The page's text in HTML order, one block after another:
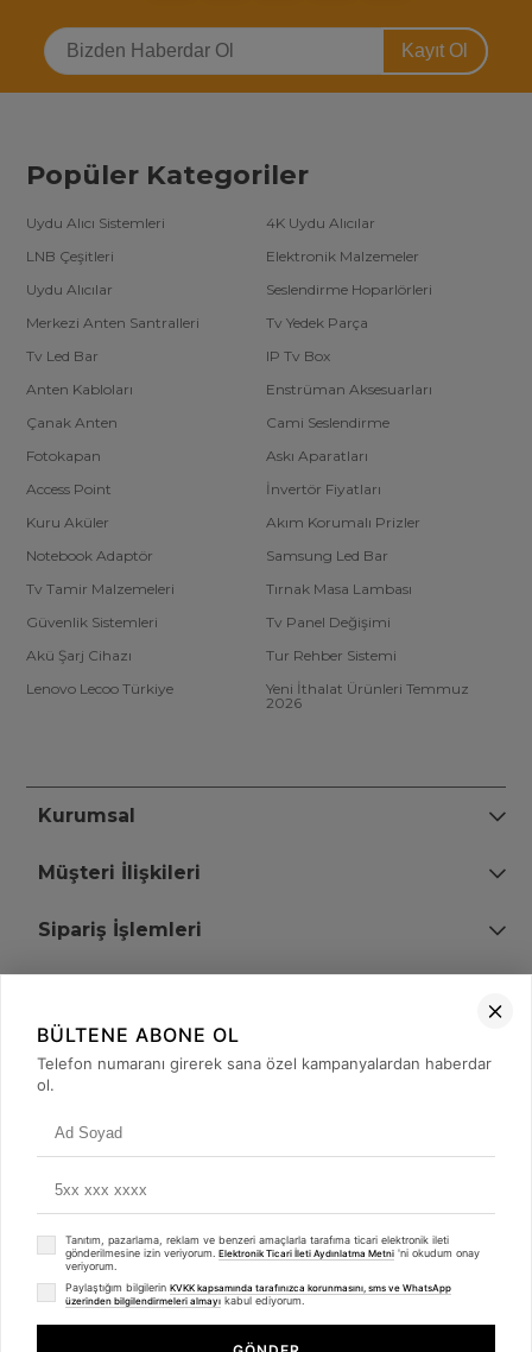
Kayıt Ol
Popüler Kategoriler
Uydu Alıcı Sistemleri
4K Uydu Alıcılar
LNB Çeşitleri
Elektronik Malzemeler
Uydu Alıcılar
Seslendirme Hoparlörleri
Merkezi Anten Santralleri
Tv Yedek Parça
Tv Led Bar
IP Tv Box
Anten Kabloları
Enstrüman Aksesuarları
Çanak Anten
Cami Seslendirme
Fotokapan
Askı Aparatları
Access Point
İnvertör Fiyatları
Kuru Aküler
Akım Korumalı Prizler
Notebook Adaptör
Samsung Led Bar
Tv Tamir Malzemeleri
Tırnak Masa Lambası
Güvenlik Sistemleri
Tv Panel Değişimi
Akü Şarj Cihazı
Tur Rehber Sistemi
Lenovo Lecoo Türkiye
Yeni İthalat Ürünleri Temmuz
2026
Kurumsal
Müşteri İlişkileri
Sipariş İşlemleri
+90 (850) 473 08 08
© 2008 - 2026merterelektronik.com
- Tüm Hakları Saklıdır. Kredi kartı bilgileriniz 256bit SSL sertifikası ile
Whatsapp
BÜLTENE ABONE OL
Telefon numaranı girerek sana özel kampanyalardan haberdar
ol.
Tanıtım, pazarlama, reklam ve benzeri amaçlarla tarafıma ticari elektronik ileti
gönderilmesine izin veriyorum. Elektronik Ticari İleti Aydınlatma Metni 'ni okudum onay
veriyorum.
Paylaştığım bilgilerin KVKK kapsamında tarafınızca korunmasını, sms ve WhatsApp
üzerinden bilgilendirmeleri almayı kabul ediyorum.